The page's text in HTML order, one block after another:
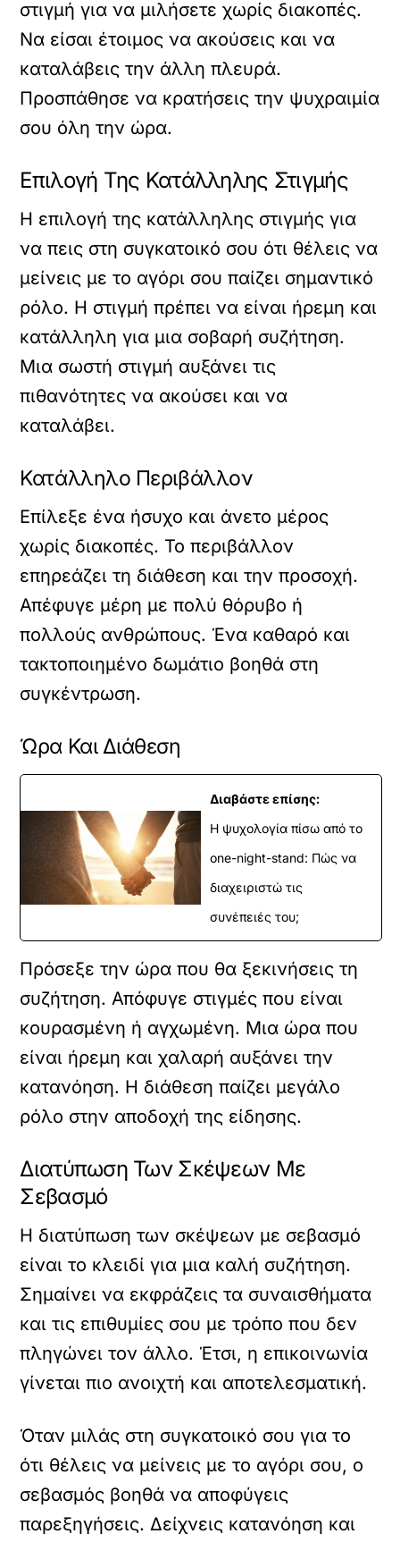
στιγμή για να μιλήσετε χωρίς διακοπές.
Να είσαι έτοιμος να ακούσεις και να
καταλάβεις την άλλη πλευρά.
Προσπάθησε να κρατήσεις την ψυχραιμία
σου όλη την ώρα.
Επιλογή Της Κατάλληλης Στιγμής
Η επιλογή της κατάλληλης στιγμής για
να πεις στη συγκατοικό σου ότι θέλεις να
μείνεις με το αγόρι σου παίζει σημαντικό
ρόλο. Η στιγμή πρέπει να είναι ήρεμη και
κατάλληλη για μια σοβαρή συζήτηση.
Μια σωστή στιγμή αυξάνει τις
πιθανότητες να ακούσει και να
καταλάβει.
Κατάλληλο Περιβάλλον
Επίλεξε ένα ήσυχο και άνετο μέρος
χωρίς διακοπές. Το περιβάλλον
επηρεάζει τη διάθεση και την προσοχή.
Απέφυγε μέρη με πολύ θόρυβο ή
πολλούς ανθρώπους. Ένα καθαρό και
τακτοποιημένο δωμάτιο βοηθά στη
συγκέντρωση.
Ώρα Και Διάθεση
Διαβάστε επίσης:
Η ψυχολογία πίσω από το
one-night-stand: Πώς να
διαχειριστώ τις
συνέπειές του;
Πρόσεξε την ώρα που θα ξεκινήσεις τη
συζήτηση. Απόφυγε στιγμές που είναι
κουρασμένη ή αγχωμένη. Μια ώρα που
είναι ήρεμη και χαλαρή αυξάνει την
κατανόηση. Η διάθεση παίζει μεγάλο
ρόλο στην αποδοχή της είδησης.
Διατύπωση Των Σκέψεων Με
Σεβασμό
Η διατύπωση των σκέψεων με σεβασμό
είναι το κλειδί για μια καλή συζήτηση.
Σημαίνει να εκφράζεις τα συναισθήματα
και τις επιθυμίες σου με τρόπο που δεν
πληγώνει τον άλλο. Έτσι, η επικοινωνία
γίνεται πιο ανοιχτή και αποτελεσματική.
Όταν μιλάς στη συγκατοικό σου για το
ότι θέλεις να μείνεις με το αγόρι σου, ο
σεβασμός βοηθά να αποφύγεις
παρεξηγήσεις. Δείχνεις κατανόηση και